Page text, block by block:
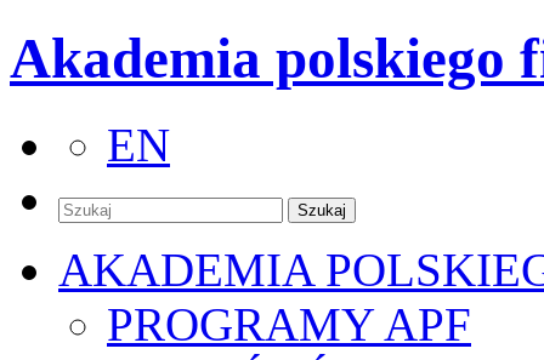
Akademia polskiego
EN
AKADEMIA
PROGRAMY APF